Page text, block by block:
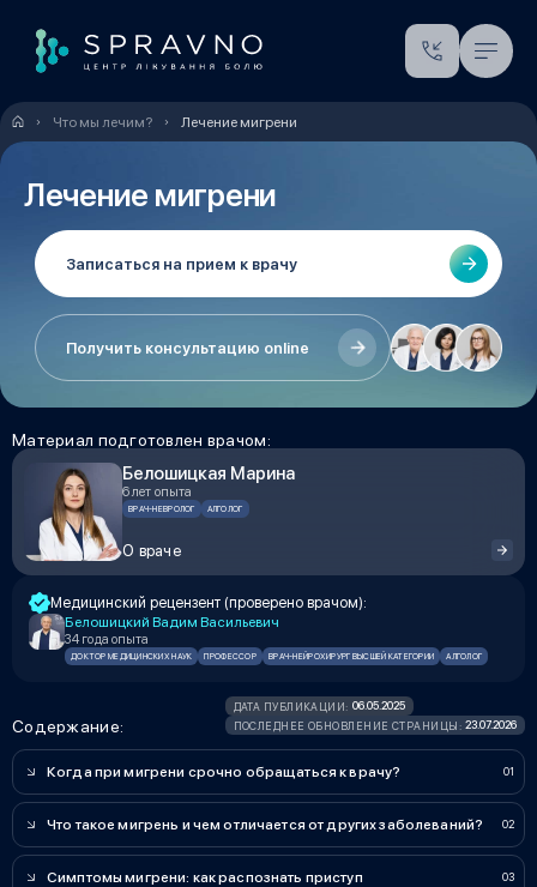
Что мы лечим? Лечение мигрени
Лечение мигрени
Записаться на прием к врачу
Получить консультацию online
Материал подготовлен врачом:
Белошицкая Марина
6 лет опыта
ВРАЧ-НЕВРОЛОГ АЛГОЛОГ
О враче
Медицинский рецензент (проверено врачом):
Белошицкий Вадим Васильевич
34 года опыта
ДОКТОР МЕДИЦИНСКИХ НАУК ПРОФЕССОР ВРАЧ-НЕЙРОХИРУРГ ВЫСШЕЙ КАТЕГОРИИ АЛГОЛОГ
Содержание:
ДАТА ПУБЛИКАЦИИ: 06.05.2025
ПОСЛЕДНЕЕ ОБНОВЛЕНИЕ СТРАНИЦЫ: 23.07.2026
Когда при мигрени срочно обращаться к врачу?
Что такое мигрень и чем отличается от других заболеваний?
Симптомы мигрени: как распознать приступ